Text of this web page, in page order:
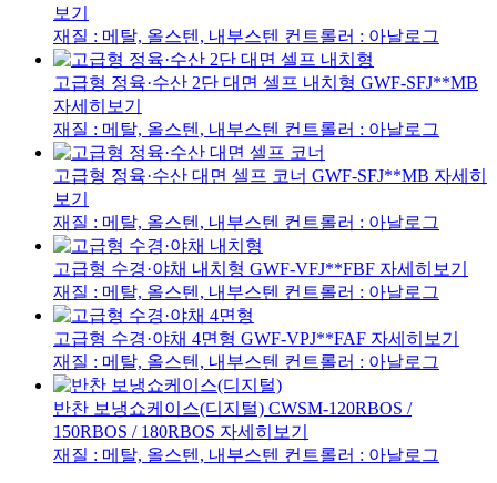
보기
재질 : 메탈, 올스텐, 내부스텐 컨트롤러 : 아날로그
고급형 정육·수산 2단 대면 셀프 내치형 GWF-SFJ**MB
자세히보기
재질 : 메탈, 올스텐, 내부스텐 컨트롤러 : 아날로그
고급형 정육·수산 대면 셀프 코너 GWF-SFJ**MB 자세히
보기
재질 : 메탈, 올스텐, 내부스텐 컨트롤러 : 아날로그
고급형 수경·야채 내치형 GWF-VFJ**FBF 자세히보기
재질 : 메탈, 올스텐, 내부스텐 컨트롤러 : 아날로그
고급형 수경·야채 4면형 GWF-VPJ**FAF 자세히보기
재질 : 메탈, 올스텐, 내부스텐 컨트롤러 : 아날로그
반찬 보냉쇼케이스(디지털) CWSM-120RBOS /
150RBOS / 180RBOS 자세히보기
재질 : 메탈, 올스텐, 내부스텐 컨트롤러 : 아날로그